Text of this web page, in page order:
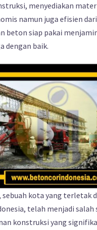
menyediakan
namun juga efisien
beton siap pakai
dengan baik.
sebuah kota yang terletak
telah menjadi salah
konstruksi yang